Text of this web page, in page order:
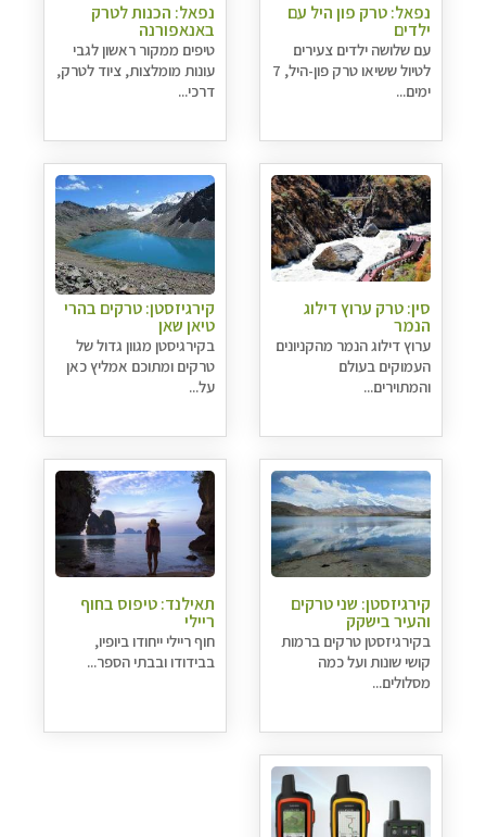
נפאל: טרק פון היל עם
ילדים
עם שלושה ילדים צעירים
לטיול ששיאו טרק פון-היל, 7
ימים...
נפאל: הכנות לטרק
באנאפורנה
טיפים ממקור ראשון לגבי
עונות מומלצות, ציוד לטרק,
דרכי...
סין: טרק ערוץ דילוג
הנמר
ערוץ דילוג הנמר מהקניונים
העמוקים בעולם
והמתוירים...
קירגיזסטן: טרקים בהרי
טיאן שאן
בקירגיסטן מגוון גדול של
טרקים ומתוכם אמליץ כאן
על...
קירגיזסטן: שני טרקים
והעיר בישקק
בקירגיזסטן טרקים ברמות
קושי שונות ועל כמה
מסלולים...
תאילנד: טיפוס בחוף
ריילי
חוף ריילי ייחודו ביופיו,
בבידודו ובבתי הספר...